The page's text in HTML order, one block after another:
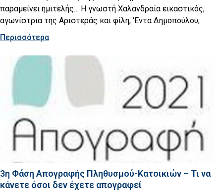
παραμείνει ημιτελής… Η γνωστή Χαλανδραία εικαστικός,
αγωνίστρια της Αριστεράς και φίλη, ‘Εντα Δημοπούλου,
Περισσότερα
3η Φάση Απογραφής Πληθυσμού-Κατοικιών – Τι να
κάνετε όσοι δεν έχετε απογραφεί